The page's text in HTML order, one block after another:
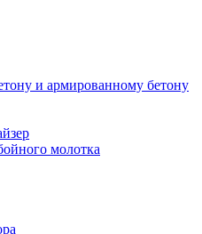
и армированному бетону
молотка